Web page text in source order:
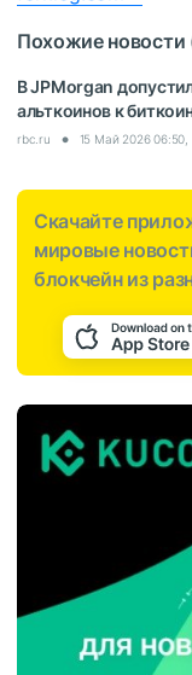
Похожие новости
В JPMorgan
альткоинов к
rbc.ru 15 Май 2026 06:50,
Скачайте
мировые
блокчейн из